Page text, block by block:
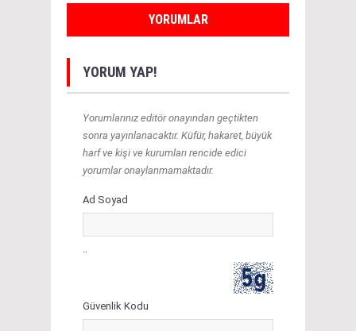
YORUMLAR
YORUM YAP!
Yorumlarınız editör onayından geçtikten
sonra yayınlanacaktır. Küfür, hakaret, büyük
harf ve kişi ve kurumları rencide edici
yorumlar onaylanmamaktadır.
Ad Soyad
Güvenlik Kodu